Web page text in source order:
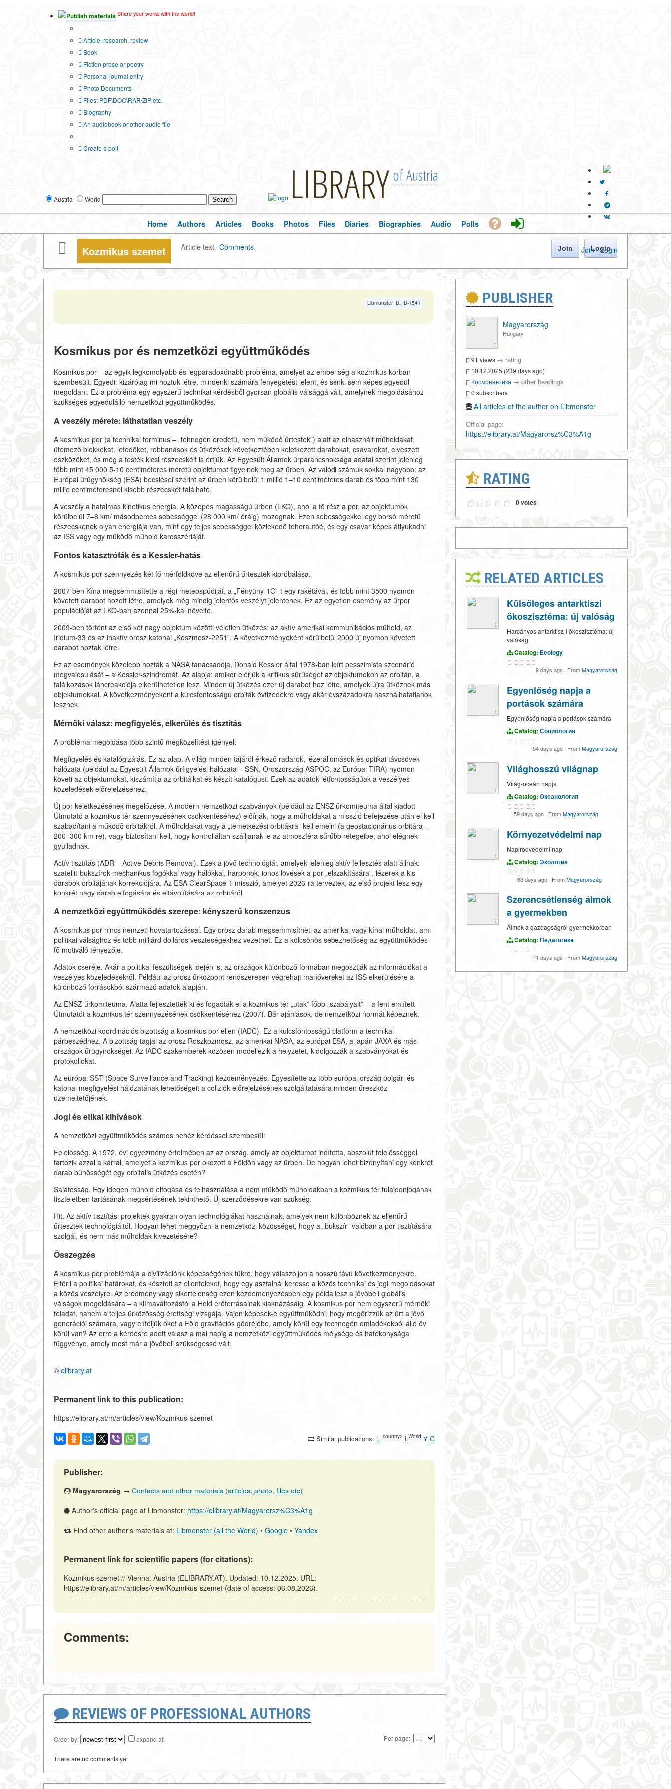
Publish materials Share your works with the world!
Article, research, review
Book
Fiction prose or poetry
Personal journal entry
Photo Documents
Files: PDF\DOC\RAR\ZIP etc.
Biography
An audiobook or other audio file
Create a poll
Austria World LIBRARY of Austria
Join · Login
Home Authors Articles Books Photos Files Diaries Biographies Audio Polls
Kozmikus szemet Article text·Comments Join Login
Libmonster ID: ID-1541
Kosmikus por és nemzetközi együttműködés
Kosmikus por – az egyik legkomolyabb és legparadoxónabb probléma, amelyet az emberiség a kozmikus korban
szembesült. Egyedi: kizárólag mi hoztuk létre, mindenki számára fenyegetést jelent, és senki sem képes egyedül
megoldani. Ez a probléma egy egyszerű technikai kérdésből gyorsan globális válsággá vált, amelynek megoldásához
szükséges egyedülálló nemzetközi együttműködés.
A veszély mérete: láthatatlan veszély
A kosmikus por (a technikai terminus – „tehnogén eredetű, nem működő űrtestek”) alatt az elhasznált műholdakat,
ütemező blokkokat, lefedőket, robbanások és ütközések következtében keletkezett darabokat, csavarokat, elveszett
eszközöket, és még a festék kicsi részecskéit is értjük. Az Egyesült Államok űrparancsnoksága adatai szerint jelenleg
több mint 45 000 5-10 centiméteres méretű objektumot figyelnek meg az űrben. Az valódi számuk sokkal nagyobb: az
Európai űrügynökség (ESA) becslései szerint az űrben körülbelül 1 millió 1–10 centiméteres darab és több mint 130
millió centiméteresnél kisebb részecskét található.
A veszély a hatalmas kinetikus energia. A közepes magasságú űrben (LKO), ahol a fő rész a por, az objektumok
körülbelül 7–8 km/ másodperces sebességgel (28 000 km/ óráig) mozognak. Ezen sebességekkel egy borsó méretű
részecskének olyan energiája van, mint egy teljes sebességgel közlekedő teherautóé, és egy csavar képes átlyukadni
az ISS vagy egy működő műhold karosszériáját.
Fontos katasztrófák és a Kessler-hatás
A kosmikus por szennyezés két fő mérföldköve az ellenűrű űrtesztek kipróbálása.
2007-ben Kína megsemmisítette a régi meteospúdiját, a „Fényüny-1C”-t egy rakétával, és több mint 3500 nyomon
követett darabot hozott létre, amelyek még mindig jelentős veszélyt jelentenek. Ez az egyetlen esemény az űrpor
populációját az LKO-ban azonnal 25%-kal növelte.
2009-ben történt az első két nagy objektum közötti véletlen ütközés: az aktív amerikai kommunikációs műhold, az
Iridium-33 és az inaktív orosz katonai „Koszmosz-2251”. A következményeként körülbelül 2000 új nyomon követett
darabot hoztak létre.
Ez az események közelebb hozták a NASA tanácsadója, Donald Kessler által 1978-ban leírt pesszimista szcenárió
megvalósulását – a Kessler-szindrómát. Az alapja: amikor elérjük a kritikus sűrűséget az objektumokon az orbitán, a
találkozások láncreakciója elkerülhetetlen lesz. Minden új ütközés ezer új darabot hoz létre, amelyek újra ütköznek más
objektumokkal. A következményeként a kulcsfontosságú orbiták évtizedekre vagy akár évszázadokra használhatatlanok
lesznek.
Mérnöki válasz: megfigyelés, elkerülés és tisztítás
A probléma megoldása több szintű megközelítést igényel:
Megfigyelés és katalógizálás. Ez az alap. A világ minden tájáról érkező radarok, lézerállomások és optikai távcsövek
hálózata (például az Egyesült Államok űrfigyelési hálózata – SSN, Oroszország ASPOC, az Európai TIRA) nyomon
követi az objektumokat, kiszámítja az orbitáikat és készít katalógust. Ezek az adatok létfontosságúak a veszélyes
közeledések előrejelzéséhez.
Új por keletkezésének megelőzése. A modern nemzetközi szabványok (például az ENSZ űrkomiteuma által kiadott
Útmutató a kozmikus tér szennyezésének csökkentéséhez) előírják, hogy a műholdakat a misszió befejezése után el kell
szabadítani a működő orbitákról. A műholdakat vagy a „temetkezési orbitákra” kell emelni (a geostacionárius orbitára –
200–300 km-re), vagy biztosítani kell, hogy kontrolláltan szálljanak le az atmoszféra sűrűbb rétegeibe, ahol elégnek
gyulladnak.
Actív tisztítás (ADR – Active Debris Removal). Ezek a jövő technológiái, amelyek jelenleg aktív fejlesztés alatt állnak:
szatellit-bukszírok mechanikus fogókkal vagy hálókkal, harponok, ionos lövések a por „elszakítására”, lézerek a kis
darabok orbitájának korrekciójára. Az ESA ClearSpace-1 misszió, amelyet 2026-ra terveztek, az első projekt lesz egy
konkrét nagy darab elfogására és eltávolítására az orbitáról.
A nemzetközi együttműködés szerepe: kényszerű konszenzus
A kosmikus por nincs nemzeti hovatartozással. Egy orosz darab megsemmisítheti az amerikai vagy kínai műholdat, ami
politikai válsághoz és több milliárd dolláros veszteségekhez vezethet. Ez a kölcsönös sebezhetőség az együttműködés
fő motiváló tényezője.
Adatok cseréje. Akár a politikai feszültségek idején is, az országok különböző formában megosztják az információkat a
veszélyes közeledésekről. Például az orosz űrközpont rendszeresen végrehajt manővereket az ISS elkerülésére a
különböző forrásokból származó adatok alapján.
Az ENSZ űrkomiteuma. Alatta fejlesztették ki és fogadták el a kozmikus tér „utak” főbb „szabályait” – a fent említett
Útmutatót a kozmikus tér szennyezésének csökkentéséhez (2007). Bár ajánlások, de nemzetközi normát képeznek.
A nemzetközi koordinációs bizottság a kosmikus por ellen (IADC). Ez a kulcsfontosságú platform a technikai
párbeszédhez. A bizottság tagjai az orosz Roszkozmosz, az amerikai NASA, az európai ESA, a japán JAXA és más
országok űrügynökségei. Az IADC szakemberek közösen modellezik a helyzetet, kidolgozzák a szabványokat és
protokollokat.
Az európai SST (Space Surveillance and Tracking) kezdeményezés. Egyesítette az több európai ország polgári és
katonai megfigyelési hálózatának lehetőségeit a coliziók előrejelzésének szolgáltatására minden űreszköz
üzemeltetőjének.
Jogi és etikai kihívások
A nemzetközi együttműködés számos nehéz kérdéssel szembesül:
Felelősség. A 1972. évi egyezmény értelmében az az ország, amely az objektumot indította, abszolút felelősséggel
tartozik azzal a kárral, amelyet a kozmikus por okozott a Földön vagy az űrben. De hogyan lehet bizonyítani egy konkrét
darab bűnösségét egy orbitális ütközés esetén?
Sajátosság. Egy idegen műhold elfogása és felhasználása a nem működő műholdakban a kozmikus tér tulajdonjogának
tiszteletben tartásának megsértésének tekinthető. Új szerződésekre van szükség.
Hit. Az aktív tisztítási projektek gyakran olyan technológiákat használnak, amelyek nem különböznek az ellenűrű
űrtesztek technológiáitól. Hogyan lehet meggyőzni a nemzetközi közösséget, hogy a „bukszír” valóban a por tisztítására
szolgál, és nem más műholdak kivezetésére?
Összegzés
A kosmikus por problémája a civilizációnk képességének tükre, hogy válaszoljon a hosszú távú következményekre.
Eltörli a politikai határokat, és készteti az ellenfeleket, hogy egy asztalnál keresse a közös technikai és jogi megoldásokat
a közös veszélyre. Az eredmény vagy sikertelenség ezen kezdeményezésben egy példa lesz a jövőbeli globális
válságok megoldására – a klímaváltozástól a Hold erőforrásainak kiaknázásáig. A kosmikus por nem egyszerű mérnöki
feladat, hanem a teljes űrközösség érettségi vizsgája. Vajon képesek-e együttműködni, hogy megőrizzük az űrt a jövő
generációi számára, vagy elítéljük őket a Föld gravitációs gödréjébe, amely körül egy technogén omladékokból álló öv
körül van? Az erre a kérdésre adott válasz a mai napig a nemzetközi együttműködés mélysége és hatékonysága
függvénye, amely most már a jövőbeli szükségessé vált.
© elibrary.at
Permanent link to this publication:
https://elibrary.at/m/articles/view/Kozmikus-szemet
Similar publications: L _country2 LWorld Y G
Publisher:
Magyarország → Contacts and other materials (articles, photo, files etc)
Author's official page at Libmonster: https://elibrary.at/Magyarorsz%C3%A1g
Find other author's materials at: Libmonster (all the World) • Google • Yandex
Permanent link for scientific papers (for citations):
Kozmikus szemet // Vienna: Austria (ELIBRARY.AT). Updated: 10.12.2025. URL:
https://elibrary.at/m/articles/view/Kozmikus-szemet (date of access: 06.08.2026).
Comments:
REVIEWS OF PROFESSIONAL AUTHORS
Order by: expand all Per page:
There are no comments yet
PUBLISHER
Magyarország
Hungary
91 views → rating
10.12.2025 (239 days ago)
Космонавтика → other headings
0 subscribers
All articles of the author on Libmonster
Official page:
https://elibrary.at/Magyarorsz%C3%A1g
RATING
0 votes
RELATED ARTICLES
Külsőleges antarktiszi
ökoszisztéma: új valóság
Harcányos antarktisz-i ökoszisztéma: új
valóság
Catalog: Ecology
9 days ago · FromMagyarország
Egyenlőség napja a
portások számára
Egyenlőség napja a portások számára
Catalog: Социология
54 days ago · FromMagyarország
Világhosszú világnap
Világ-oceán napja
Catalog: Океанология
59 days ago · FromMagyarország
Környezetvédelmi nap
Napirodvédelmi nap
Catalog: Экология
63 days ago · FromMagyarország
Szerencsétlenség álmok
a gyermekben
Álmok a gazdagságról gyermekkorban
Catalog: Педагогика
71 days ago · FromMagyarország